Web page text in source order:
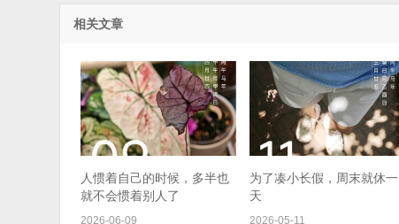
相关文章
人惯着自己的时候，多半也
就不会惯着别人了
2026-06-09
为了凑小长假，周末就休一
天
2026-05-11